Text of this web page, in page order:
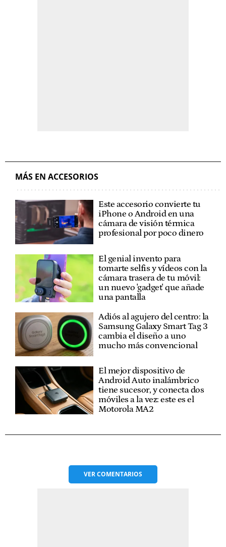
MÁS EN ACCESORIOS
Este accesorio convierte tu
iPhone o Android en una
cámara de visión térmica
profesional por poco dinero
El genial invento para
tomarte selfis y vídeos con la
cámara trasera de tu móvil:
un nuevo 'gadget' que añade
una pantalla
Adiós al agujero del centro: la
Samsung Galaxy Smart Tag 3
cambia el diseño a uno
mucho más convencional
El mejor dispositivo de
Android Auto inalámbrico
tiene sucesor, y conecta dos
móviles a la vez: este es el
Motorola MA2
VERCOMENTARIOS